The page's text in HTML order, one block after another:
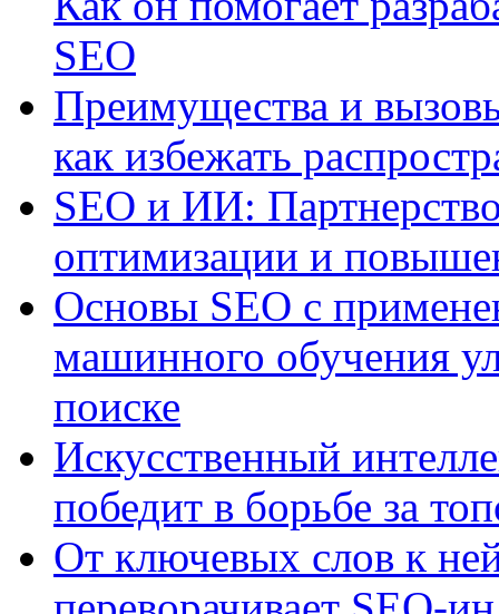
SEO
Преимущества и
как избежать
SEO и ИИ:
оптимизации и
Основы SEO с
машинного обучения
поиске
Искусственный
победит в борьбе за
От ключевых слов к